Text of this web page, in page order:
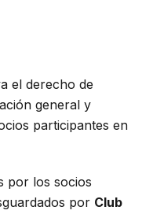
el derecho de
general y
participantes en
por los socios
por Club